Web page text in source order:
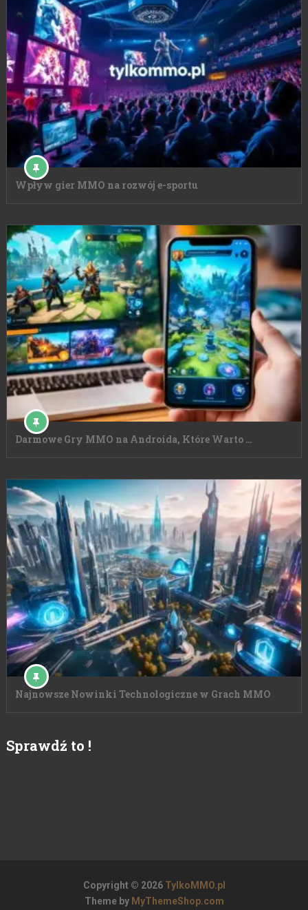
Wpływ gier MMO na rozwój e-sportu
Darmowe Gry MMO na Androida, Które Warto …
Najnowsze Nowinki Technologiczne w Grach MMO
Sprawdź to !
Copyright © 2026 TylkoMMO.pl
Theme by MyThemeShop.com